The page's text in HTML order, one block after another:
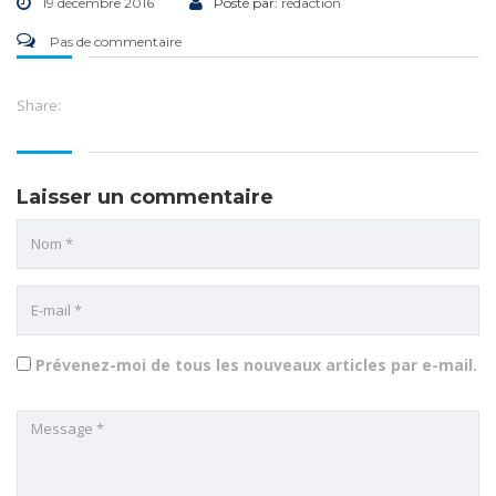
Pas de commentaire
Share:
Laisser un commentaire
Prévenez-moi de tous les nouveaux articles par e-mail.